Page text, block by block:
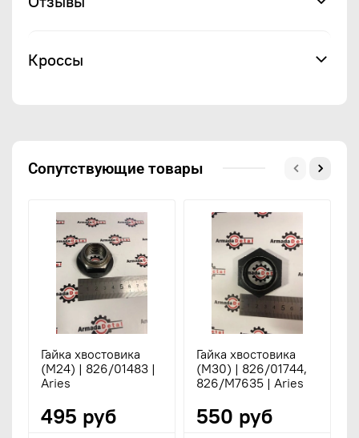
Кроссы
Сопутствующие товары
Гайка хвостовика
(M24) | 826/01483 |
Aries
495 руб
Гайка хвостовика
(М30) | 826/01744,
826/M7635 | Aries
550 руб